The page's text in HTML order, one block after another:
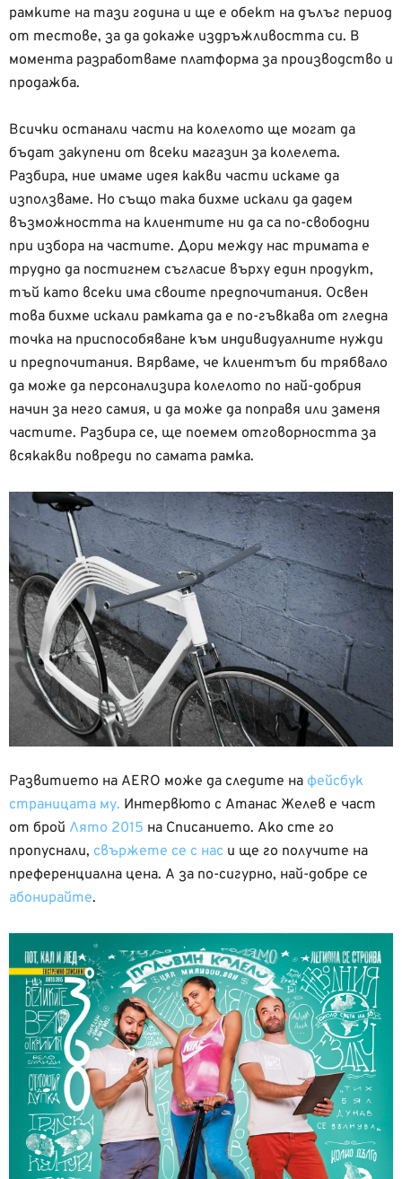
рамките на тази година и ще е обект на дълъг период
от тестове, за да докаже издръжливостта си. В
момента разработваме платформа за производство и
продажба.
Всички останали части на колелото ще могат да
бъдат закупени от всеки магазин за колелета.
Разбира, ние имаме идея какви части искаме да
използваме. Но също така бихме искали да дадем
възможността на клиентите ни да са по-свободни
при избора на частите. Дори между нас тримата е
трудно да постигнем съгласие върху един продукт,
тъй като всеки има своите предпочитания. Освен
това бихме искали рамката да е по-гъвкава от гледна
точка на приспособяване към индивидуалните нужди
и предпочитания. Вярваме, че клиентът би трябвало
да може да персонализира колелото по най-добрия
начин за него самия, и да може да поправя или заменя
частите. Разбира се, ще поемем отговорността за
всякакви повреди по самата рамка.
Развитието на AERO може да следите на фейсбук
страницата му. Интервюто с Атанас Желев е част
от брой Лято 2015 на Списанието. Ако сте го
пропуснали, свържете се с нас и ще го получите на
преференциална цена. А за по-сигурно, най-добре се
абонирайте.